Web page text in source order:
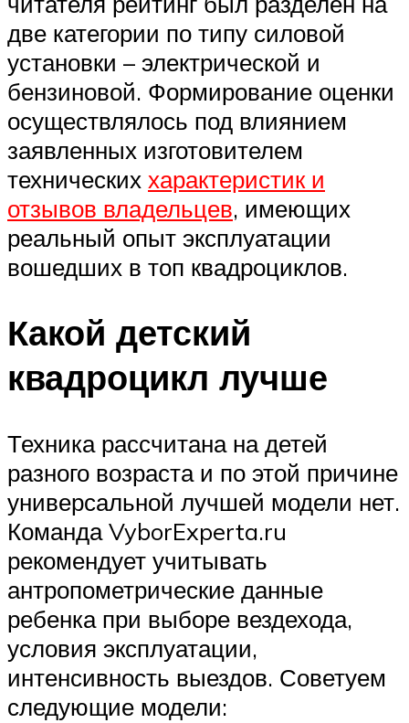
две категории по типу силовой
установки – электрической и
бензиновой. Формирование оценки
осуществлялось под влиянием
заявленных изготовителем
технических характеристик и
отзывов владельцев, имеющих
реальный опыт эксплуатации
вошедших в топ квадроциклов.
Какой детский
квадроцикл лучше
Техника рассчитана на детей
разного возраста и по этой причине
универсальной лучшей модели нет.
Команда VyborExperta.ru
рекомендует учитывать
антропометрические данные
ребенка при выборе вездехода,
условия эксплуатации,
интенсивность выездов. Советуем
следующие модели: